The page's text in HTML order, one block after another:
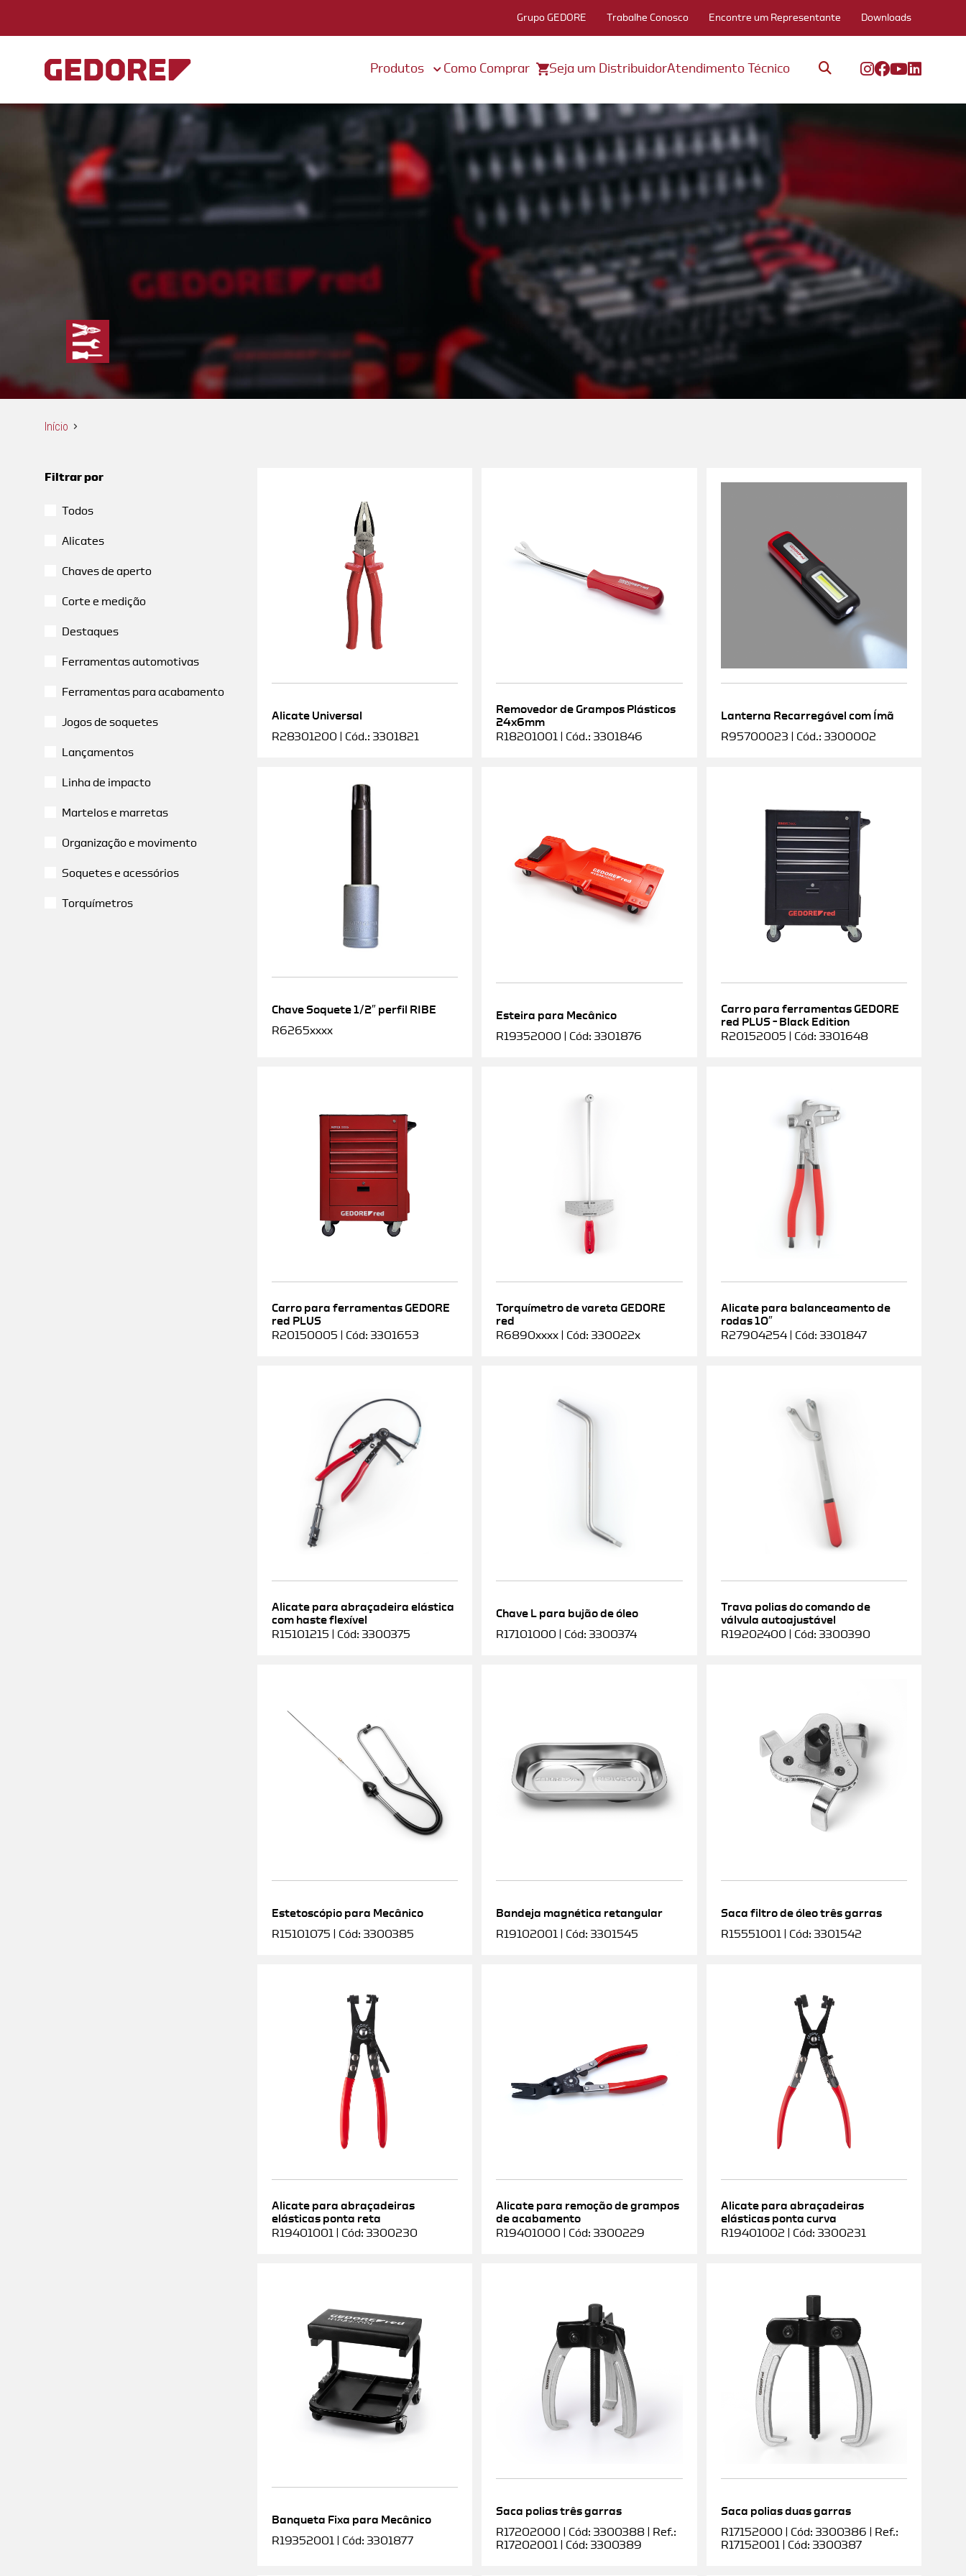
Grupo GEDORE Trabalhe Conosco Encontre um Representante Downloads
Produtos Como Comprar Seja um DistribuidorAtendimento Técnico
Início
Filtrar por
Todos
Alicates
Chaves de aperto
Corte e medição
Destaques
Ferramentas automotivas
Ferramentas para acabamento
Jogos de soquetes
Lançamentos
Linha de impacto
Martelos e marretas
Organização e movimento
Soquetes e acessórios
Torquímetros
Alicate Universal
R28301200 | Cód.: 3301821
Removedor de Grampos Plásticos
24x6mm
R18201001 | Cód.: 3301846
Lanterna Recarregável com Ímã
R95700023 | Cód.: 3300002
Chave Soquete 1/2″ perfil RIBE
R6265xxxx
Esteira para Mecânico
R19352000 | Cód: 3301876
Carro para ferramentas GEDORE
red PLUS – Black Edition
R20152005 | Cód: 3301648
Carro para ferramentas GEDORE
red PLUS
R20150005 | Cód: 3301653
Torquímetro de vareta GEDORE
red
R6890xxxx | Cód: 330022x
Alicate para balanceamento de
rodas 10″
R27904254 | Cód: 3301847
Alicate para abraçadeira elástica
com haste flexível
R15101215 | Cód: 3300375
Chave L para bujão de óleo
R17101000 | Cód: 3300374
Trava polias do comando de
válvula autoajustável
R19202400 | Cód: 3300390
Estetoscópio para Mecânico
R15101075 | Cód: 3300385
Bandeja magnética retangular
R19102001 | Cód: 3301545
Saca filtro de óleo três garras
R15551001 | Cód: 3301542
Alicate para abraçadeiras
elásticas ponta reta
R19401001 | Cód: 3300230
Alicate para remoção de grampos
de acabamento
R19401000 | Cód: 3300229
Alicate para abraçadeiras
elásticas ponta curva
R19401002 | Cód: 3300231
Banqueta Fixa para Mecânico
R19352001 | Cód: 3301877
Saca polias três garras
R17202000 | Cód: 3300388 | Ref.:
R17202001 | Cód: 3300389
Saca polias duas garras
R17152000 | Cód: 3300386 | Ref.:
R17152001 | Cód: 3300387